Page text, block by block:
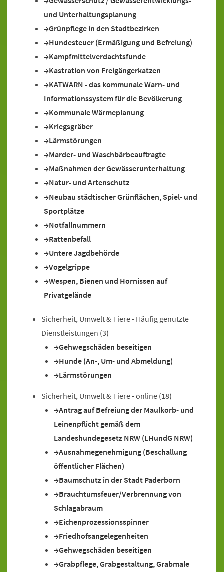
und Unterhaltungsplanung
Grünpflege in den Stadtbezirken
Hundesteuer (Ermäßigung und Befreiung)
Kampfmittelverdachtsfunde
Kastration von Freigängerkatzen
KATWARN - das kommunale Warn- und
Informationssystem für die Bevölkerung
Kommunale Wärmeplanung
Kriegsgräber
Lärmstörungen
Marder- und Waschbärbeauftragte
Maßnahmen der Gewässerunterhaltung
Natur- und Artenschutz
Neubau städtischer Grünflächen, Spiel- und
Sportplätze
Notfallnummern
Rattenbefall
Untere Jagdbehörde
Vogelgrippe
Wespen, Bienen und Hornissen auf
Privatgelände
Sicherheit, Umwelt & Tiere - Häufig genutzte
Dienstleistungen (3)
Gehwegschäden beseitigen
Hunde (An-, Um- und Abmeldung)
Lärmstörungen
Sicherheit, Umwelt & Tiere - online (18)
Antrag auf Befreiung der Maulkorb- und
Leinenpflicht gemäß dem
Landeshundegesetz NRW (LHundG NRW)
Ausnahmegenehmigung (Beschallung
öffentlicher Flächen)
Baumschutz in der Stadt Paderborn
Brauchtumsfeuer/Verbrennung von
Schlagabraum
Eichenprozessionsspinner
Friedhofsangelegenheiten
Gehwegschäden beseitigen
Grabpflege, Grabgestaltung, Grabmale